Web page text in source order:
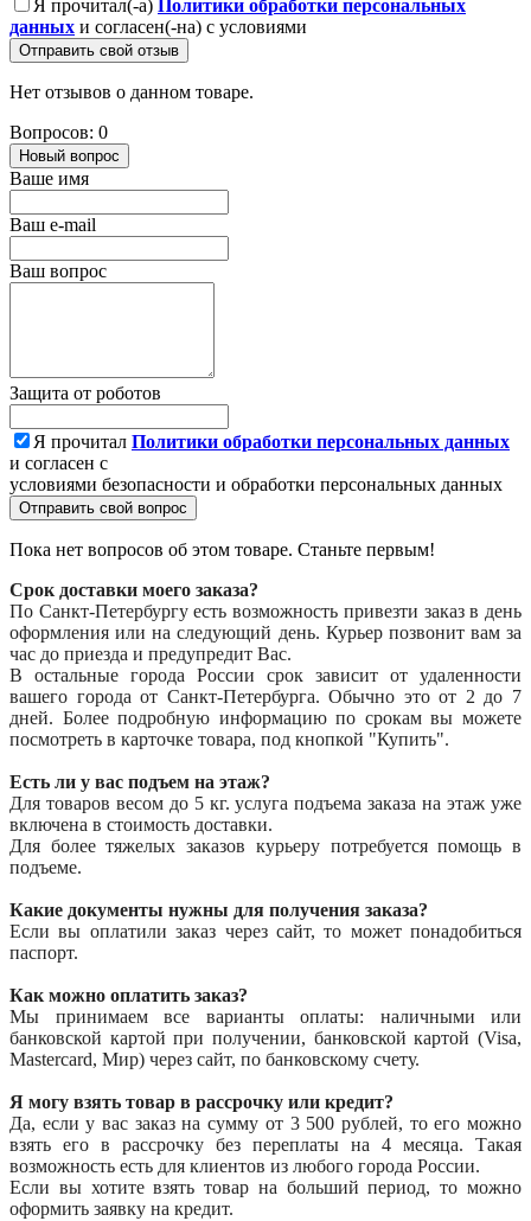
Я прочитал(-а) Политики обработки персональных
данных и согласен(-на) с условиями
Отправить свой отзыв
Нет отзывов о данном товаре.
Вопросов: 0
Новый вопрос
Ваше имя
Ваш e-mail
Ваш вопрос
Защита от роботов
Я прочитал Политики обработки персональных данных
и согласен с
условиями безопасности и обработки персональных данных
Отправить свой вопрос
Пока нет вопросов об этом товаре. Станьте первым!
Срок доставки моего заказа?
По Санкт-Петербургу есть возможность привезти заказ в день
оформления или на следующий день. Курьер позвонит вам за
час до приезда и предупредит Вас.
В остальные города России срок зависит от удаленности
вашего города от Санкт-Петербурга. Обычно это от 2 до 7
дней. Более подробную информацию по срокам вы можете
посмотреть в карточке товара, под кнопкой "Купить".
Есть ли у вас подъем на этаж?
Для товаров весом до 5 кг. услуга подъема заказа на этаж уже
включена в стоимость доставки.
Для более тяжелых заказов курьеру потребуется помощь в
подъеме.
Какие документы нужны для получения заказа?
Если вы оплатили заказ через сайт, то может понадобиться
паспорт.
Как можно оплатить заказ?
Мы принимаем все варианты оплаты: наличными или
банковской картой при получении, банковской картой (Visa,
Mastercard, Мир) через сайт, по банковскому счету.
Я могу взять товар в рассрочку или кредит?
Да, если у вас заказ на сумму от 3 500 рублей, то его можно
взять его в рассрочку без переплаты на 4 месяца. Такая
возможность есть для клиентов из любого города России.
Если вы хотите взять товар на больший период, то можно
оформить заявку на кредит.